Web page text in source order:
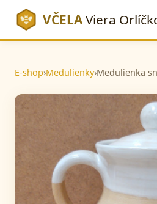
VČELAViera
E-shop›Medulienky›Medulienka